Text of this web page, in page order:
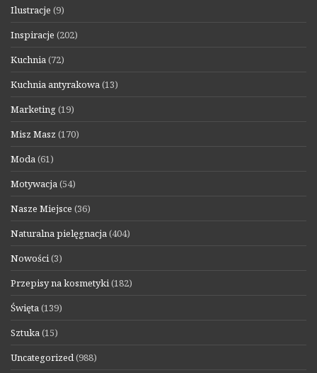
Ilustracje (9)
Inspiracje (202)
Kuchnia(72)
Kuchnia antyrakowa(13)
Marketing(19)
Misz Masz (170)
Moda(61)
Motywacja(54)
Nasze Miejsce (36)
Naturalna pielęgnacja(404)
Nowości(3)
Przepisy na kosmetyki(182)
Święta(139)
Sztuka(15)
Uncategorized(988)